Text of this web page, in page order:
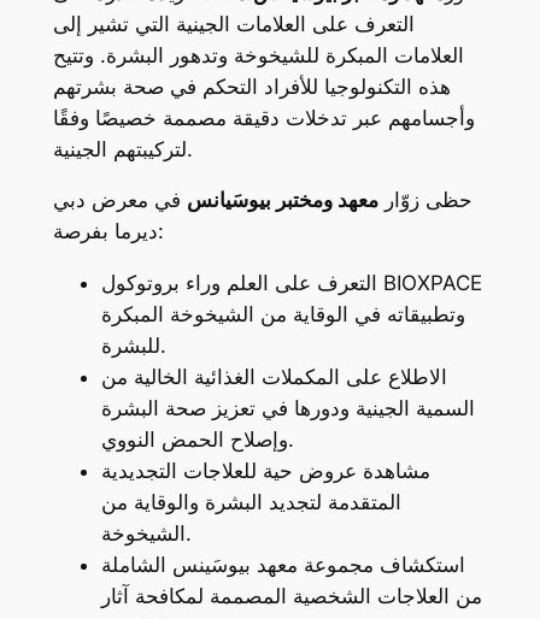
التعرف على العلامات الجينية التي تشير إلى
العلامات المبكرة للشيخوخة وتدهور البشرة. وتتيح
هذه التكنولوجيا للأفراد التحكم في صحة بشرتهم
وأجسامهم عبر تدخلات دقيقة مصممة خصيصًا وفقًا
لتركيبتهم الجينية.
حظى زوّارمعهد ومختبر بيوسَيانس في معرض دبي
ديرما بفرصة:
التعرف على العلم وراء بروتوكول BIOXPACE
وتطبيقاته في الوقاية من الشيخوخة المبكرة
للبشرة.
الاطلاع على المكملات الغذائية الخالية من
السمية الجينية ودورها في تعزيز صحة البشرة
وإصلاح الحمض النووي.
مشاهدة عروض حية للعلاجات التجديدية
المتقدمة لتجديد البشرة والوقاية من
الشيخوخة.
استكشاف مجموعة معهد بيوسَينس الشاملة
من العلاجات الشخصية المصممة لمكافحة آثار